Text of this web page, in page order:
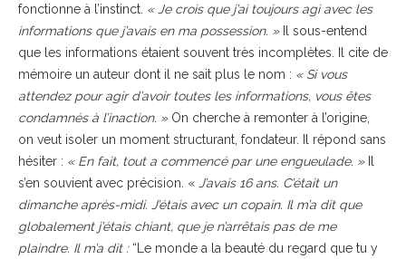
fonctionne à l’instinct. « Je crois que j’ai toujours agi avec les
informations que j’avais en ma possession. »Il sous-entend
que les informations étaient souvent très incomplètes. Il cite de
mémoire un auteur dont il ne sait plus le nom : « Si vous
attendez pour agir d’avoir toutes les informations, vous êtes
condamnés à l’inaction. »On cherche à remonter à l’origine,
on veut isoler un moment structurant, fondateur. Il répond sans
hésiter : « En fait, tout a commencé par une engueulade. »Il
s’en souvient avec précision. « J’avais 16 ans. C’était un
dimanche après-midi. J’étais avec un copain. Il m’a dit que
globalement j’étais chiant, que je n’arrêtais pas de me
plaindre. Il m’a dit : “Le monde a la beauté du regard que tu y